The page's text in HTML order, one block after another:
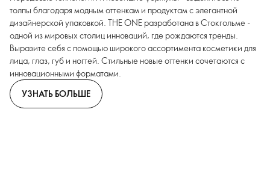
толпы благодаря модным оттенкам и продуктам с элегантной
дизайнерской упаковкой. THE ONE разработана в Стокгольме -
одной из мировых столиц инноваций, где рождаются тренды.
Выразите себя с помощью широкого ассортимента косметики для
лица, глаз, губ и ногтей. Стильные новые оттенки сочетаются с
инновационными форматами.
УЗНАТЬ БОЛЬШЕ